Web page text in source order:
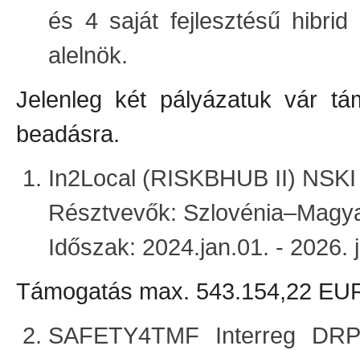
és 4 saját fejlesztésű hibrid
alelnök.
Jelenleg két pályázatuk vár
beadásra.
In2Local (RISKBHUB II)
Résztvevők:
Időszak: 2024.jan.01. - 2026.
Támogatás max. 543.154,22
SAFETY4TMF Interreg